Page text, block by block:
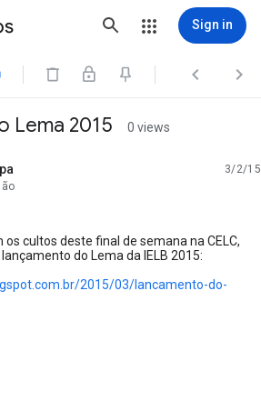
Sign in
  
Lema 2015 0 views
3/2/15
cultos deste final de semana na CELC,
do Lema da IELB 2015:
2015/03/lancamento-do-